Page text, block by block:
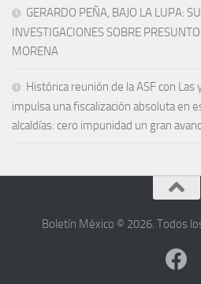
GERARDO PEÑA, BAJO LA LUPA:
INVESTIGACIONES SOBRE
MORENA
Histórica reunión de la ASF con Las
impulsa una fiscalización absoluta en
alcaldías: cero impunidad un gran
Boletín México © 2026. Todos